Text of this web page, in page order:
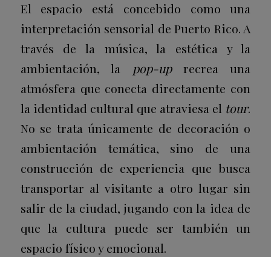
El espacio está concebido como una
interpretación sensorial de Puerto Rico. A
través de la música, la estética y la
ambientación, la pop-uprecrea una
atmósfera que conecta directamente con
la identidad cultural que atraviesa el tour.
No se trata únicamente de decoración o
ambientación temática, sino de una
construcción de experiencia que busca
transportar al visitante a otro lugar sin
salir de la ciudad, jugando con la idea de
que la cultura puede ser también un
espacio físico y emocional.